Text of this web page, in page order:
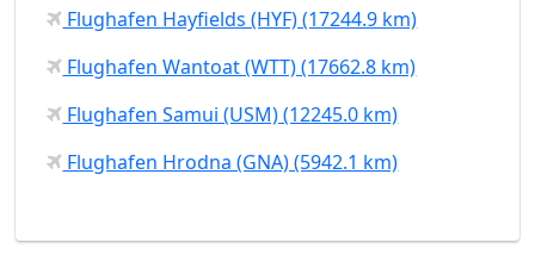
Flughafen Hayfields (HYF) (17244.9 km)
Flughafen Wantoat (WTT) (17662.8 km)
Flughafen Samui (USM) (12245.0 km)
Flughafen Hrodna (GNA) (5942.1 km)